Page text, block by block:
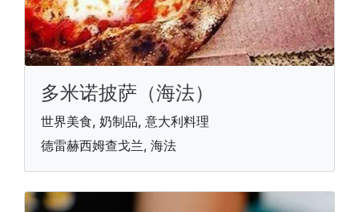
多米诺披萨（海法）
世界美食, 奶制品, 意大利料理
德雷赫西姆查戈兰, 海法